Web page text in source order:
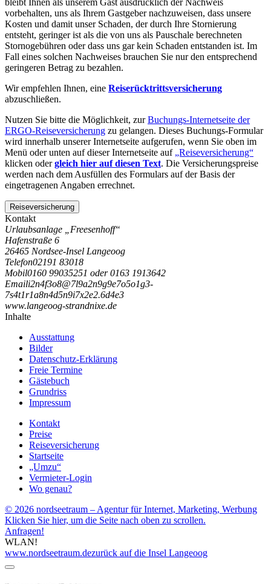
vorbehalten, uns als Ihrem Gastgeber nachzuweisen, dass unsere
Kosten und damit unser Schaden, der durch Ihre Stornierung
entsteht, geringer ist als die von uns als Pauschale berechneten
Stornogebühren oder dass uns gar kein Schaden entstanden ist. Im
Fall eines solchen Nachweises brauchen Sie nur den entsprechend
geringeren Betrag zu bezahlen.
Wir empfehlen Ihnen, eine Reiserücktrittsversicherung
abzuschließen.
Nutzen Sie bitte die Möglichkeit, zurBuchungs-Internetseite der
ERGO-Reiseversicherung zu gelangen. Dieses Buchungs-Formular
wird innerhalb unserer Internetseite aufgerufen, wenn Sie oben im
Menü oder unten auf dieser Internetseite auf „Reiseversicherung“
klicken odergleich hier auf diesen Text. Die Versicherungspreise
werden nach dem Ausfüllen des Formulars auf der Basis der
eingetragenen Angaben errechnet.
Reiseversicherung
Kontakt
Urlaubsanlage „Freesenhoff“
Hafenstraße 6
26465 Nordsee-Insel Langeoog
Telefon02191 83018
Mobil0160 99035251 oder 0163 1913642
Emaili2n4f3o8@7l9a2n9g9e7o5o1g3-
7s4t1r1a8n4d5n9i7x2e2.6d4e3
www.langeoog-strandnixe.de
Inhalte
Ausstattung
Bilder
Datenschutz-Erklärung
Freie Termine
Gästebuch
Grundriss
Impressum
Kontakt
Preise
Reiseversicherung
Startseite
„Umzu“
Vermieter-Login
Wo genau?
© 2026 nordseetraum – Agentur für Internet, Marketing, Werbung
Klicken Sie hier, um die Seite nach oben zu scrollen.
Anfragen!
WLAN!
www.nordseetraum.dezurück auf die Insel Langeoog